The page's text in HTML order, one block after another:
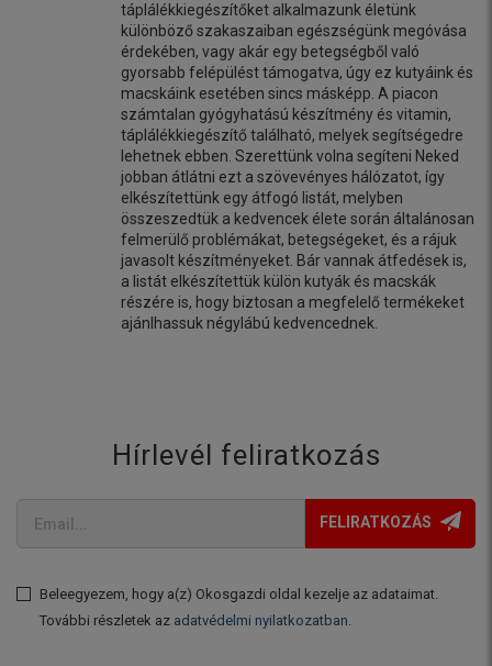
táplálékkiegészítőket alkalmazunk életünk
különböző szakaszaiban egészségünk megóvása
érdekében, vagy akár egy betegségből való
gyorsabb felépülést támogatva, úgy ez kutyáink és
macskáink esetében sincs másképp. A piacon
számtalan gyógyhatású készítmény és vitamin,
táplálékkiegészítő található, melyek segítségedre
lehetnek ebben. Szerettünk volna segíteni Neked
jobban átlátni ezt a szövevényes hálózatot, így
elkészítettünk egy átfogó listát, melyben
összeszedtük a kedvencek élete során általánosan
felmerülő problémákat, betegségeket, és a rájuk
javasolt készítményeket. Bár vannak átfedések is,
a listát elkészítettük külön kutyák és macskák
részére is, hogy biztosan a megfelelő termékeket
ajánlhassuk négylábú kedvencednek.
Hírlevél feliratkozás
FELIRATKOZÁS
Beleegyezem, hogy a(z) Okosgazdi oldal kezelje az adataimat.
További részletek az adatvédelmi nyilatkozatban.